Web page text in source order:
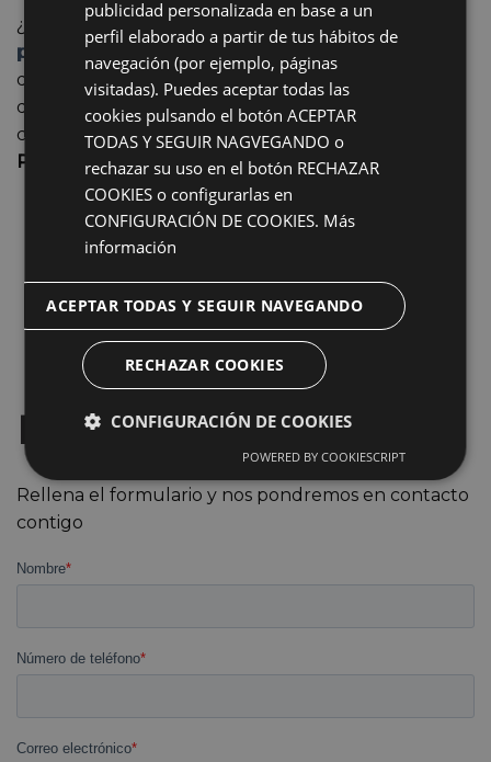
¿Estás pensando en someterte a una
operación de
párpados caídos en Mérida,
pero no te atreves a
dar el paso? CLIMEQ contamos con especialistas
que te asesoraran y guiaran en todo momento para
conseguir los resultados que siempre has deseado.
Pide tu cita. Primera valoración gratuita.
Pide tu 1ª Cita Gratuita
Rellena el formulario y nos pondremos en contacto
contigo
publicidad personalizada en base a un
perfil elaborado a partir de tus hábitos de
navegación (por ejemplo, páginas
visitadas). Puedes aceptar todas las
cookies pulsando el botón ACEPTAR
TODAS Y SEGUIR NAGVEGANDO o
rechazar su uso en el botón RECHAZAR
COOKIES o configurarlas en
CONFIGURACIÓN DE COOKIES. Más
información
ACEPTAR TODAS Y SEGUIR NAVEGANDO
RECHAZAR COOKIES
CONFIGURACIÓN DE COOKIES
POWERED BY COOKIESCRIPT